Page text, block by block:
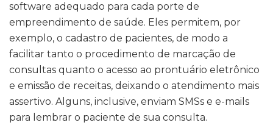
software adequado para cada porte de
empreendimento de saúde. Eles permitem, por
exemplo, o cadastro de pacientes, de modo a
facilitar tanto o procedimento de marcação de
consultas quanto o acesso ao prontuário eletrônico
e emissão de receitas, deixando o atendimento mais
assertivo. Alguns, inclusive, enviam SMSs e e-mails
para lembrar o paciente de sua consulta.